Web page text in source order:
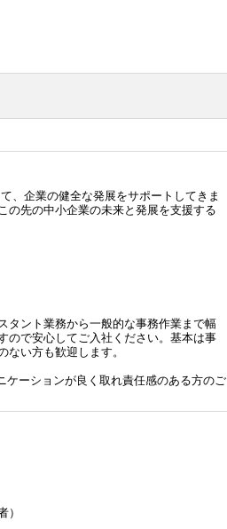
、企業の健全な発展をサポートしてきま
の先の中小企業の未来と発展を支援する
タント業務から一般的な事務作業まで幅
ので安心してご入社ください。基本は事
い方も歓迎します。
ーションが良く取れ責任感のある方のご
）